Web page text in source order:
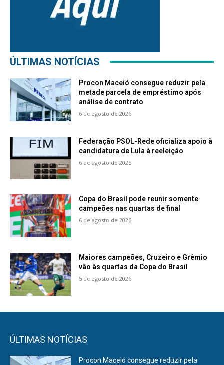
ÚLTIMAS NOTÍCIAS
Procon Maceió consegue reduzir pela
metade parcela de empréstimo após
análise de contrato
6 de agosto de 2026
Federação PSOL-Rede oficializa apoio à
candidatura de Lula à reeleição
6 de agosto de 2026
Copa do Brasil pode reunir somente
campeões nas quartas de final
6 de agosto de 2026
Maiores campeões, Cruzeiro e Grêmio
vão às quartas da Copa do Brasil
5 de agosto de 2026
ÚLTIMAS NOTÍCIAS
Procon Maceió consegue reduzir pela